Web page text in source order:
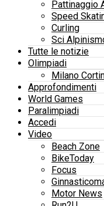
Pattinaggio
Speed
Curling
Sci
Tutte le notizie
Olimpiadi
Milano
Approfondimenti
World Games
Paralimpiadi
Accedi
Video
Beach Zone
BikeToday
Focus
Motor News